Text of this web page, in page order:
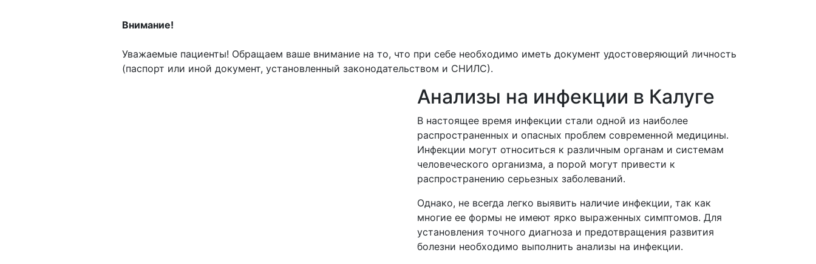
Внимание!
Уважаемые пациенты! Обращаем ваше внимание на то, что при себе необходимо иметь документ удостоверяющий личность
(паспорт или иной документ, установленный законодательством и СНИЛС).
Анализы на инфекции в Калуге
В настоящее время инфекции стали одной из наиболее
распространенных и опасных проблем современной медицины.
Инфекции могут относиться к различным органам и системам
человеческого организма, а порой могут привести к
распространению серьезных заболеваний.
Однако, не всегда легко выявить наличие инфекции, так как
многие ее формы не имеют ярко выраженных симптомов. Для
установления точного диагноза и предотвращения развития
болезни необходимо выполнить анализы на инфекции.